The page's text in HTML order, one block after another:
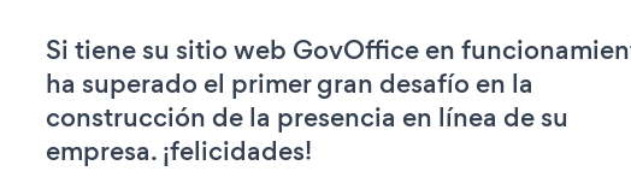
Si tiene su sitio web GovOffice en
ha superado el primer gran desafío en la
construcción de la presencia en línea de su
empresa. ¡felicidades!